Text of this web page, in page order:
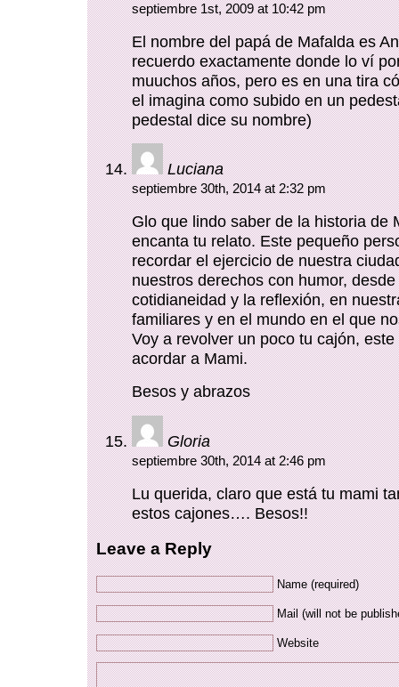
septiembre 1st, 2009 at 10:42 pm
El nombre del papá de Mafalda es
recuerdo exactamente donde lo ví
muuchos años, pero es en una tira
el imagina como subido en un
pedestal dice su nombre)
Luciana
septiembre 30th, 2014 at 2:32 pm
Glo que lindo saber de la historia de
encanta tu relato. Este pequeño
recordar el ejercicio de nuestra
nuestros derechos con humor, desde
cotidianeidad y la reflexión, en
familiares y en el mundo en el que
Voy a revolver un poco tu cajón,
acordar a Mami.
Besos y abrazos
Gloria
septiembre 30th, 2014 at 2:46 pm
Lu querida, claro que está tu mami
estos cajones…. Besos!!
Leave a Reply
Name (required)
Mail (will not be
Website